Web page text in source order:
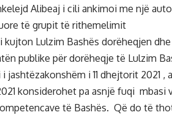
Alibeaj i cili ankimoi me një
të grupit të rithemelimit
kujton Lulzim Bashës dorëheqjen
publike për dorëheqje të Lulzim
jashtëzakonshëm i 11 dhejtorit 2021
konsiderohet pa asnjë fuqi
të Bashës. Që do të